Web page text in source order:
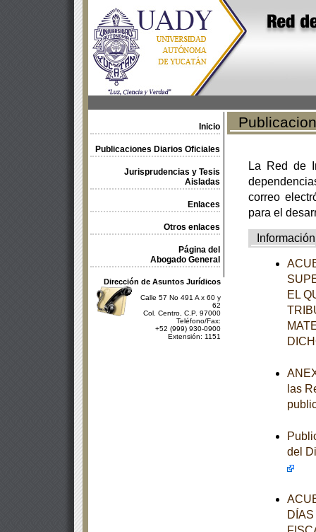
Inicio
Publicaciones Diarios Oficiales
Jurisprudencias y Tesis
Aisladas
Enlaces
Otros enlaces
Página del
Abogado General
Dirección de Asuntos Jurídicos
Calle 57 No 491 A x 60 y
62
Col. Centro, C.P. 97000
Teléfono/Fax:
+52 (999) 930-0900
Extensión: 1151
La Red de
correo
para el
Información
EL
las
del